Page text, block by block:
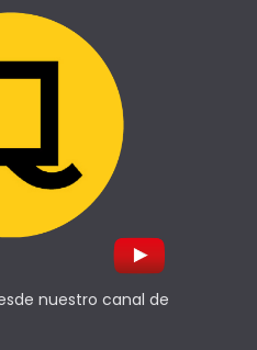
nuestro canal de